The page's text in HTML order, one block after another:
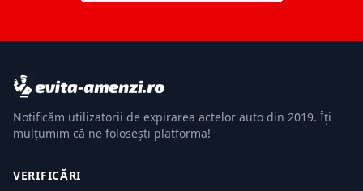
Notificăm utilizatorii de expirarea actelor auto din 2019. Îți
mulțumim că ne folosești platforma!
VERIFICĂRI